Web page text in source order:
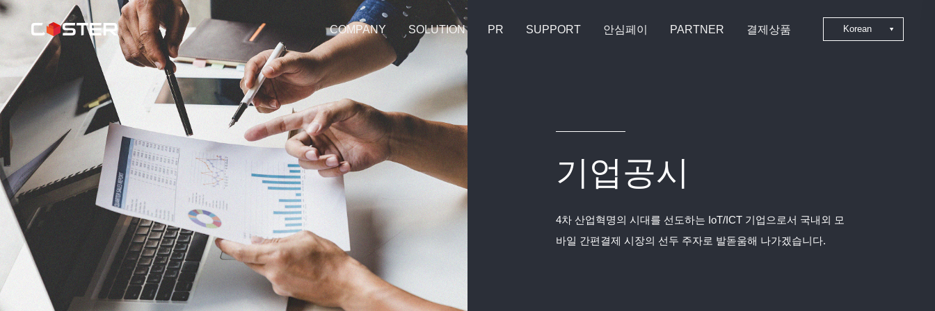
COMPANY SOLUTION PR SUPPORT 안심페이 PARTNER 결제상품 Korean
기업공시
4차 산업혁명의 시대를 선도하는 IoT/ICT 기업으로서 국내외 모
바일 간편결제 시장의 선두 주자로 발돋움해 나가겠습니다.